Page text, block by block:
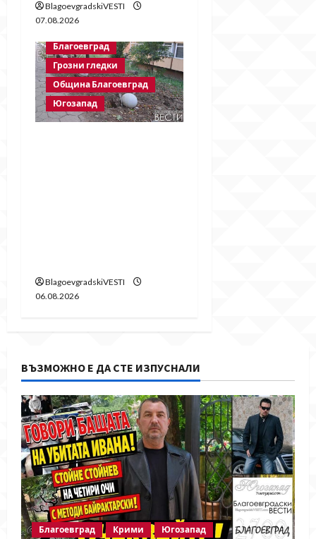
BlagoevgradskiVESTI
07.08.2026
Благоевград
Грозни гледки
Община Благоевград
Югозапад
BlagoevgradskiVESTI
06.08.2026
ВЪЗМОЖНО Е ДА СТЕ ИЗПУСНАЛИ
Благоевград Крими Югозапад